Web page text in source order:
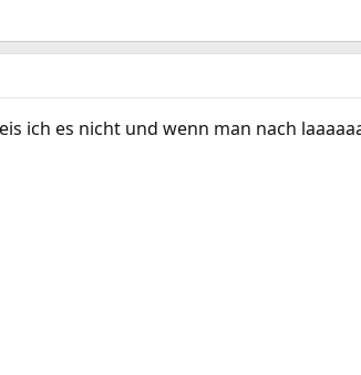
ich es nicht und wenn man nach